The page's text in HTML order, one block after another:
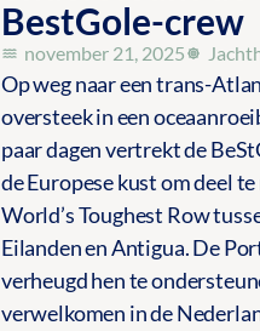
BestGole-crew
november 21, 2025
Op weg naar een trans-
oversteek in een
paar dagen vertrekt de
de Europese kust om deel te
World’s Toughest Row
Eilanden en Antigua. De
verheugd hen te
verwelkomen in de